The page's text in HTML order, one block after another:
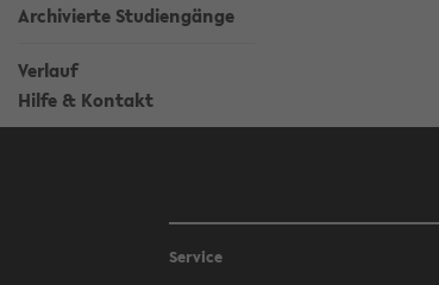
Archivierte Studiengänge
Verlauf
Hilfe & Kontakt
Service